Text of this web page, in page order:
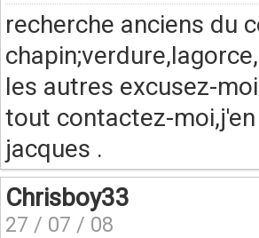
recherche anciens du
les autres excusez-
tout contactez-
jacques .
Chrisboy33
27 / 07 / 08